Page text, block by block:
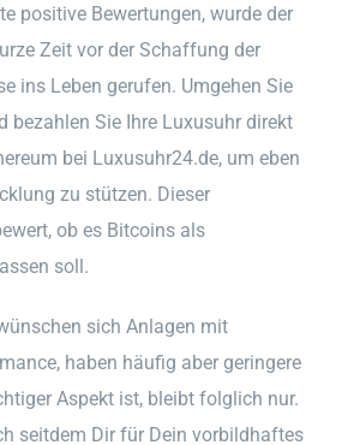
positive Bewertungen, wurde der
Zeit vor der Schaffung der
ins Leben gerufen. Umgehen Sie
bezahlen Sie Ihre Luxusuhr direkt
bei Luxusuhr24.de, um eben
zu stützen. Dieser
ob es Bitcoins als
soll.
sich Anlagen mit
haben häufig aber geringere
Aspekt ist, bleibt folglich nur.
seitdem Dir für Dein vorbildhaftes